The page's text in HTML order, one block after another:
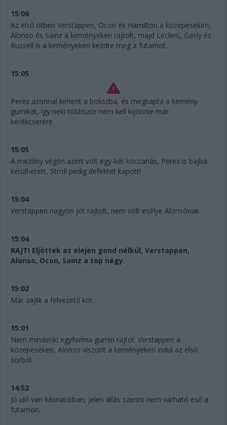
15:06
Az első ötben Verstappen, Ocon és Hamilton a közepeseken,
Alonso és Sainz a keményeken rajtolt, majd Leclerc, Gasly és
Russell is a keményeken kezdte meg a futamot.
15:05
Perez azonnal kiment a bokszba, és megkapta a kemény
gumikat, így neki többször nem kell kijönnie már
kerékcserére.
15:05
A mezőny végén azért volt egy-két koccanás, Perez is bajba
kerülhetett, Stroll pedig defektet kapott!
15:04
Verstappen nagyon jót rajtolt, nem volt esélye Alonsónak.
15:04
RAJT! Eljöttek az elején gond nélkül, Verstappen,
Alonso, Ocon, Sainz a top négy.
15:02
Már zajlik a felvezető kör...
15:01
Nem mindenki egyforma gumin rajtol: Verstappen a
közepeseken, Alonso viszont a keményeken indul az első
sorból.
14:52
Jó idő van Monacóban, jelen állás szerint nem várható eső a
futamon.